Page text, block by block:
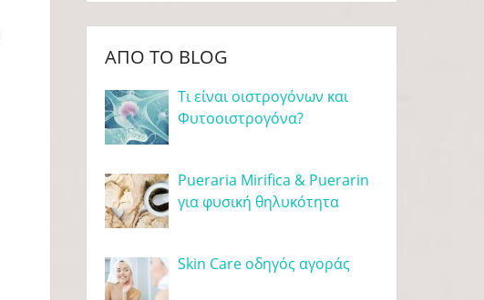
ΑΠΌ ΤΟ BLOG
Τι είναι οιστρογόνων και
Φυτοοιστρογόνα?
Pueraria Mirifica & Puerarin
για φυσική θηλυκότητα
Skin Care οδηγός αγοράς